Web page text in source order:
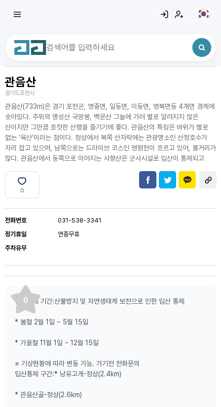
최근 검색어
관음산
경기도포천시
관음산(733m)은 경기 포천군, 영중면, 일동면, 이동면, 영북면등 4개면 경계에
솟아있다. 주위의 명성산 국망봉, 백운산 그늘에 가려 별로 알려지지 않은
산이지만 그만큼 호젓한 산행을 즐기기에 좋다. 관음산의 특징은 바위가 별로
없는 ‘육산’이라는 점이다. 정상에서 북쪽 산자락에는 관광명소인 산정호수가
자리 잡고 있으며, 남쪽으로는 드라이브 코스인 영평천이 흐르고 있어, 볼거리가
많다. 관음산에서 동쪽으로 이어지는 사향산은 군사시설로 입산이 통제되고
0
전화번호
031-538-3341
정기휴일
연중무휴
주차유무
0
입산통제 기간:산불방지 및 자연생태계 보전으로 인한 입산 통제
* 봄철 2월 1일 ~ 5월 15일
* 가을철 11월 1일 ~ 12월 15일
※ 기상현황에 따라 변동 가능. 가기전 전화문의
입산통제 구간:* 낭유고개-정상(2.4km)
* 관음산골-정상(2.6km)